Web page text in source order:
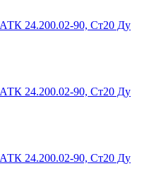
АТК 24.200.02-90, Ст20 Ду
АТК 24.200.02-90, Ст20 Ду
АТК 24.200.02-90, Ст20 Ду